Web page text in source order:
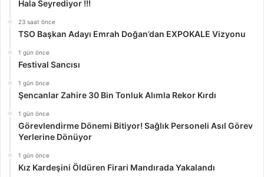
Hala Seyrediyor !!!
23 saat önce
TSO Başkan Adayı Emrah Doğan’dan EXPOKALE Vizyonu
1 gün önce
Festival Sancısı
1 gün önce
Şencanlar Zahire 30 Bin Tonluk Alımla Rekor Kırdı
1 gün önce
Görevlendirme Dönemi Bitiyor! Sağlık Personeli Asıl Görev
Yerlerine Dönüyor
1 gün önce
Kız Kardeşini Öldüren Firari Mandırada Yakalandı